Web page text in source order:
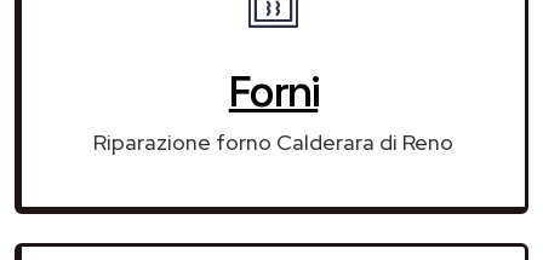
Forni
Riparazione forno Calderara di Reno